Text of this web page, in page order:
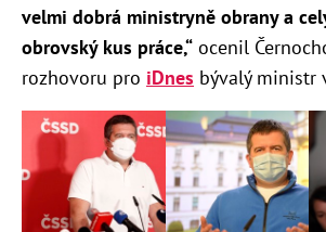
velmi dobrá ministryně obrany a
obrovský kus práce,“ ocenil
rozhovoru pro iDnes bývalý ministr